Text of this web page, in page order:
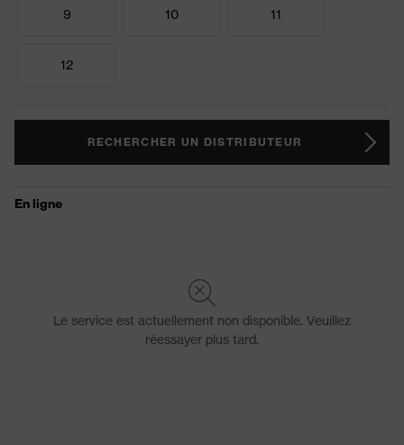
9 10 11
12
RECHERCHER UN DISTRIBUTEUR